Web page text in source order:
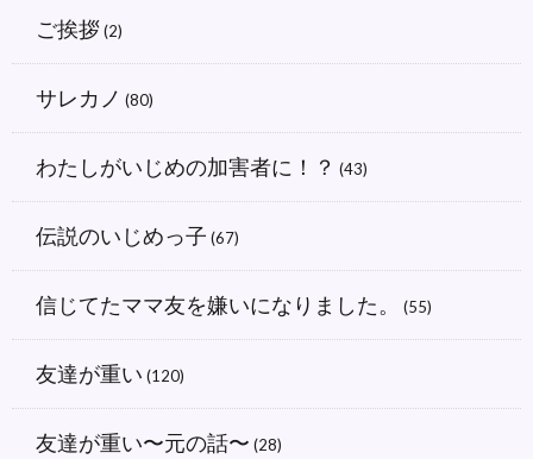
ご挨拶(2)
サレカノ (80)
わたしがいじめの加害者に！？ (43)
伝説のいじめっ子 (67)
信じてたママ友を嫌いになりました。 (55)
友達が重い (120)
友達が重い〜元の話〜 (28)